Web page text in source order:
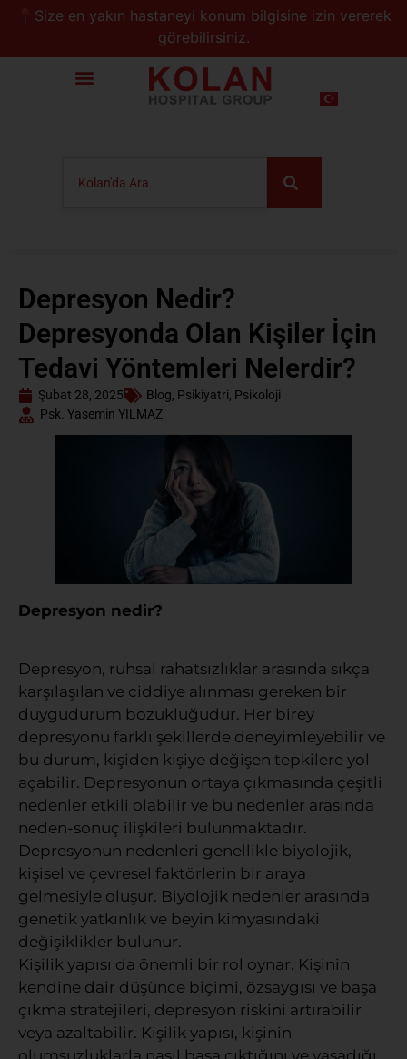
📍Size en yakın hastaneyi konum bilgisine izin vererek
görebilirsiniz.
Depresyon Nedir?
Depresyonda Olan Kişiler İçin
Tedavi Yöntemleri Nelerdir?
Şubat 28, 2025 Blog, Psikiyatri, Psikoloji
Psk. Yasemin YILMAZ
Depresyon nedir?
Depresyon, ruhsal rahatsızlıklar arasında sıkça
karşılaşılan ve ciddiye alınması gereken bir
duygudurum bozukluğudur. Her birey
depresyonu farklı şekillerde deneyimleyebilir ve
bu durum, kişiden kişiye değişen tepkilere yol
açabilir. Depresyonun ortaya çıkmasında çeşitli
nedenler etkili olabilir ve bu nedenler arasında
neden-sonuç ilişkileri bulunmaktadır.
Depresyonun nedenleri genellikle biyolojik,
kişisel ve çevresel faktörlerin bir araya
gelmesiyle oluşur. Biyolojik nedenler arasında
genetik yatkınlık ve beyin kimyasındaki
değişiklikler bulunur.
Kişilik yapısı da önemli bir rol oynar. Kişinin
kendine dair düşünce biçimi, özsaygısı ve başa
çıkma stratejileri, depresyon riskini artırabilir
veya azaltabilir. Kişilik yapısı, kişinin